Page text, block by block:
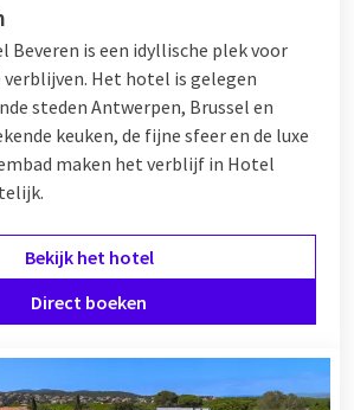
Beveren is een idyllische plek voor
verblijven. Het hotel is gelegen
steden Antwerpen, Brussel en
keuken, de fijne sfeer en de luxe
maken het verblijf in Hotel
Bekijk het hotel
Direct boeken